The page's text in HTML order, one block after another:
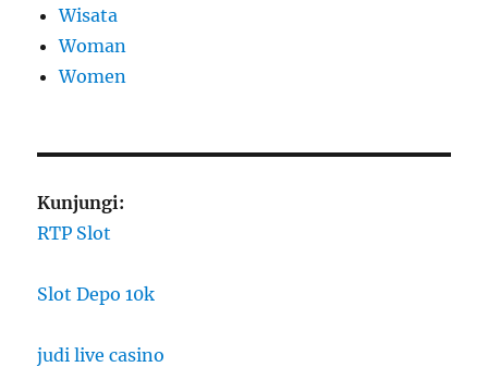
Wisata
Woman
Women
Kunjungi:
RTP Slot
Slot Depo 10k
judi live casino